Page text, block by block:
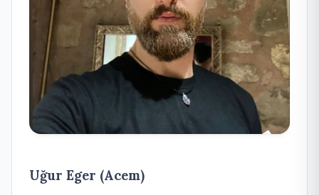
Uğur Eger (Acem)